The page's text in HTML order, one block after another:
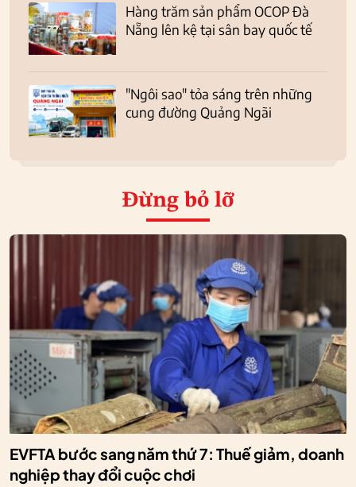
Hàng trăm sản phẩm OCOP Đà
Nẵng lên kệ tại sân bay quốc tế
"Ngôi sao" tỏa sáng trên những
cung đường Quảng Ngãi
Đừng bỏ lỡ
EVFTA bước sang năm thứ 7: Thuế giảm, doanh
nghiệp thay đổi cuộc chơi